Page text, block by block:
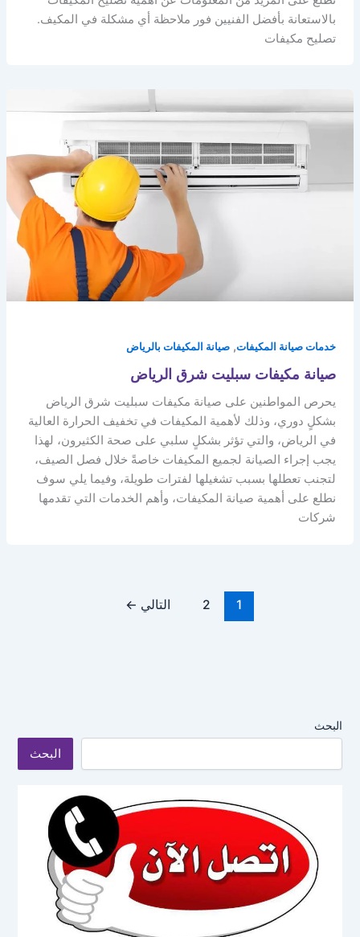
بالاستعانة بأفضل الفنيين فور ملاحظة أي مشكلة في المكيف.
تصليح مكيفات
خدمات صيانة المكيفات, صيانة المكيفات بالرياض
صيانة مكيفات سبليت شرق الرياض
يحرص المواطنين على صيانة مكيفات سبليت شرق الرياض
بشكلٍ دوري، وذلك لأهمية المكيفات في تخفيف الحرارة العالية
في الرياض، والتي تؤثر بشكلٍ سلبي على صحة الكثيرون، لهذا
يجب إجراء الصيانة لجميع المكيفات خاصةً خلال فصل الصيف،
لتجنب تعطلها بسبب تشغيلها لفترات طويلة، وفيما يلي سوف
نطلع على أهمية صيانة المكيفات، وأهم الخدمات التي تقدمها
شركات
1
2 التالي ←
البحث
البحث